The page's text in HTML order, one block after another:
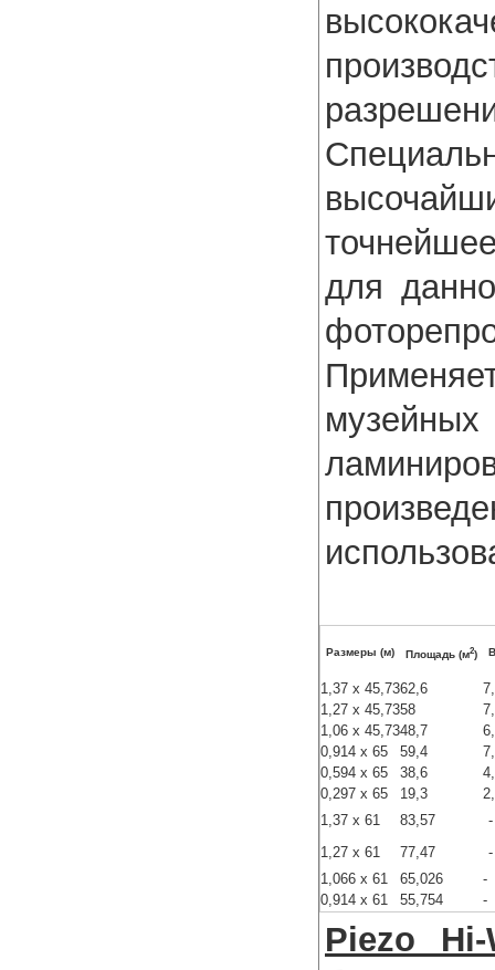
для
музейных
Размеры (м) Площадь (м2)
1,37 x 45,7362,6
1,27 x 45,7358
1,06 x 45,7348,7
0,914 x 65
59,4
0,594 x 65
38,6
0,297 x 65
19,3
1,37 x 61
83,57 -
1,27 x 61 77,47
-
1,066 x 61
65,026
-
0,914 x 61
55,754 -
Piezo